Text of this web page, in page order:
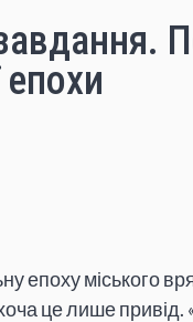
епохи
епоху міського
це лише привід.